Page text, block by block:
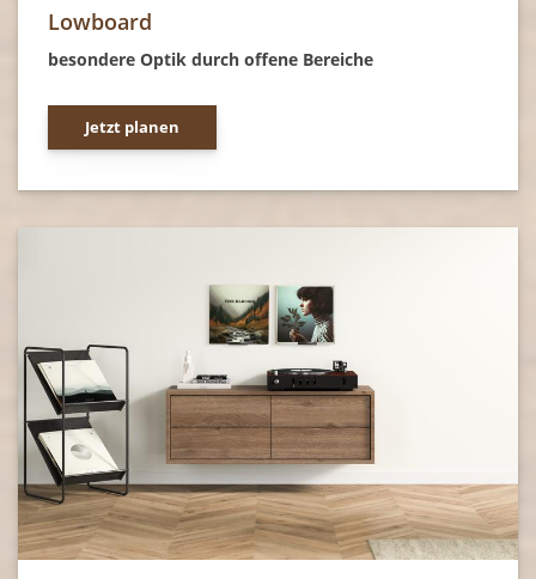
Lowboard
besondere Optik durch offene Bereiche
Jetzt planen